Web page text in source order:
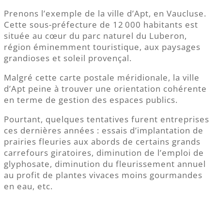
Prenons l’exemple de la ville d’Apt, en Vaucluse.
Cette sous-préfecture de 12 000 habitants est
située au cœur du parc naturel du Luberon,
région éminemment touristique, aux paysages
grandioses et soleil provençal.
Malgré cette carte postale méridionale, la ville
d’Apt peine à trouver une orientation cohérente
en terme de gestion des espaces publics.
Pourtant, quelques tentatives furent entreprises
ces dernières années : essais d’implantation de
prairies fleuries aux abords de certains grands
carrefours giratoires, diminution de l’emploi de
glyphosate, diminution du fleurissement annuel
au profit de plantes vivaces moins gourmandes
en eau, etc.